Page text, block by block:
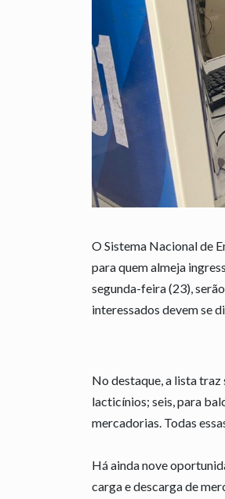
O Sistema Nacional de
para quem almeja
segunda-feira (23),
interessados devem se
No destaque, a lista traz
lacticínios; seis, para
mercadorias. Todas
Há ainda nove
carga e descarga de